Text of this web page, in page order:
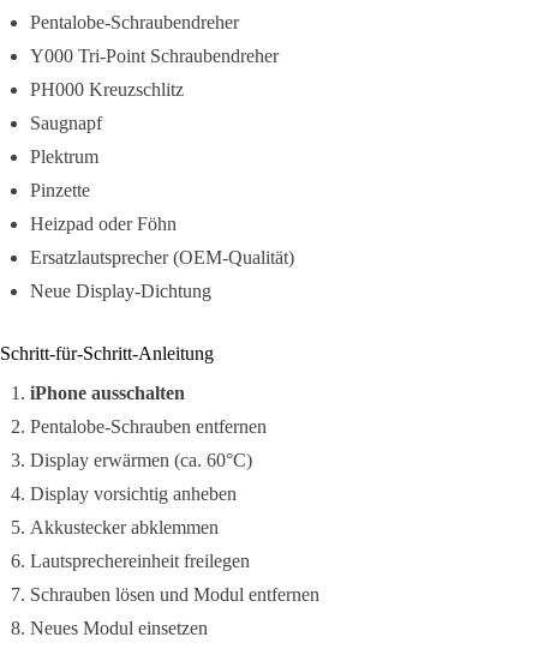
Pentalobe-Schraubendreher
Y000 Tri-Point Schraubendreher
PH000 Kreuzschlitz
Saugnapf
Plektrum
Pinzette
Heizpad oder Föhn
Ersatzlautsprecher (OEM-Qualität)
Neue Display-Dichtung
Schritt-für-Schritt-Anleitung
iPhone ausschalten
Pentalobe-Schrauben entfernen
Display erwärmen (ca. 60°C)
Display vorsichtig anheben
Akkustecker abklemmen
Lautsprechereinheit freilegen
Schrauben lösen und Modul entfernen
Neues Modul einsetzen